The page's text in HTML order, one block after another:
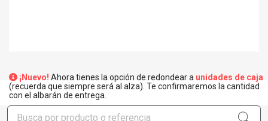
¡Nuevo! Ahora tienes la opción de redondear a unidades de caja
(recuerda que siempre será al alza). Te confirmaremos la cantidad
con el albarán de entrega.